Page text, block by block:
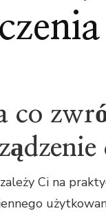
co
Ci na